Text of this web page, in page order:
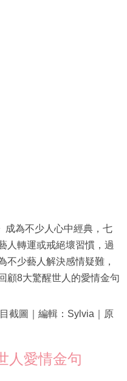
成為不少人心中經典，七
人轉運或戒絕壞習慣，過
不少藝人解決感情疑難，
顧8大驚醒世人的愛情金句
截圖｜編輯：Sylvia｜原
人愛情金句